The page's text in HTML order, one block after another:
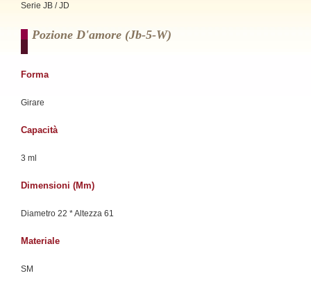
Serie JB / JD
Pozione D'amore (jb-5-W)
Forma
Girare
Capacità
3 ml
Dimensioni (mm)
Diametro 22 * ​​Altezza 61
Materiale
SM